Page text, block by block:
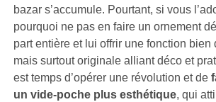
bazar s’accumule. Pourtant, si vous
pourquoi ne pas en faire un ornement
part entière et lui offrir une fonction bien
mais surtout originale alliant déco et
est temps d’opérer une révolution et de
un vide-poche plus esthétique, qui